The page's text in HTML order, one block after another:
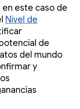
en este caso de
Nivel de
de
del mundo
y